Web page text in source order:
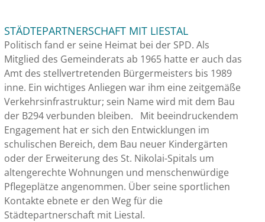
STÄDTEPARTNERSCHAFT MIT LIESTAL
Politisch fand er seine Heimat bei der SPD. Als
Mitglied des Gemeinderats ab 1965 hatte er auch das
Amt des stellvertretenden Bürgermeisters bis 1989
inne. Ein wichtiges Anliegen war ihm eine zeitgemäße
Verkehrsinfrastruktur; sein Name wird mit dem Bau
der B294 verbunden bleiben. Mit beeindruckendem
Engagement hat er sich den Entwicklungen im
schulischen Bereich, dem Bau neuer Kindergärten
oder der Erweiterung des St. Nikolai-Spitals um
altengerechte Wohnungen und menschenwürdige
Pflegeplätze angenommen. Über seine sportlichen
Kontakte ebnete er den Weg für die
Städtepartnerschaft mit Liestal.